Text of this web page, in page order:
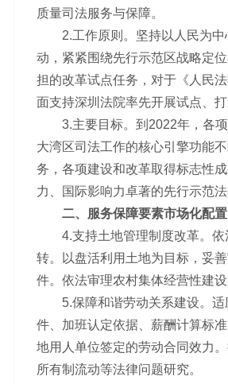
质量司法服务与保障。
2.工作原则。坚持以人民为中
动，紧紧围绕先行示范区战略定
担的改革试点任务，对于《人民
面支持深圳法院率先开展试点、
3.主要目标。到2022年，各项
大湾区司法工作的核心引擎功能
务，各项建设和改革取得标志性
力、国际影响力卓著的先行示范法
二、服务保障要素市场化配置
4.支持土地管理制度改革。依
转。以盘活利用土地为目标，妥
件。依法审理农村集体经营性建
5.保障和谐劳动关系建设。适
件、加班认定依据、薪酬计算标
地用人单位签定的劳动合同效力
所有制流动等法律问题研究。